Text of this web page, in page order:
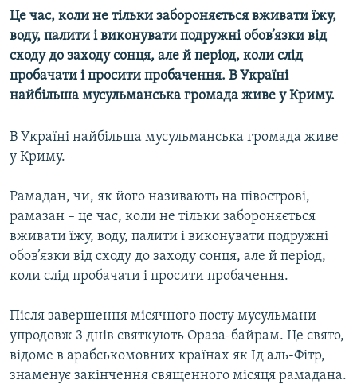
УКРАЇНА
СВІТ
СХЕМИ
КИТАЙ.ВИКЛИКИ
МУЛЬТИМЕДІА
СПЕЦПРОЄКТИ
ПОДКАСТИ
КРИМ РЕАЛІЇ
УКР
КТАТ
ДОЛУЧАЙСЯ!
Це час, коли не тільки забороняється вживати їжу,
воду, палити і виконувати подружні обов’язки від
сходу до заходу сонця, але й період, коли слід
пробачати і просити пробачення. В Україні
найбільша мусульманська громада живе у Криму.
В Україні найбільша мусульманська громада живе
у Криму.
Рамадан, чи, як його називають на півострові,
рамазан – це час, коли не тільки забороняється
вживати їжу, воду, палити і виконувати подружні
обов’язки від сходу до заходу сонця, але й період,
коли слід пробачати і просити пробачення.
Після завершення місячного посту мусульмани
упродовж 3 днів святкують Ораза-байрам. Це свято,
відоме в арабськомовних країнах як Ід аль-Фітр,
знаменує закінчення священного місяця рамадана.